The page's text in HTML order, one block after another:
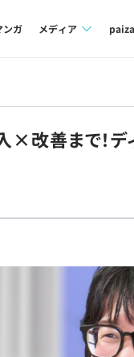
ンガ メディア
note
改善まで！